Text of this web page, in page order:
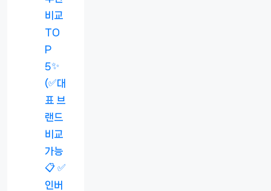
비교
TO
P
5✨
(✅대
표 브
랜드
비교
가능
📋 ✅
인버